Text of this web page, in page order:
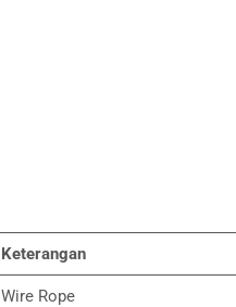
Keterangan
Wire Rope